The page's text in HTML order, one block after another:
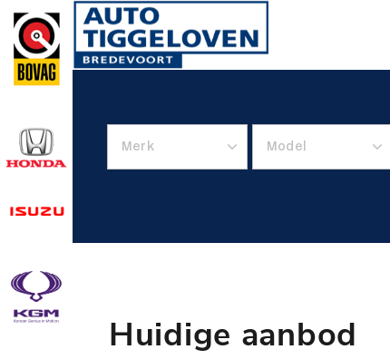
Huidige aanbod